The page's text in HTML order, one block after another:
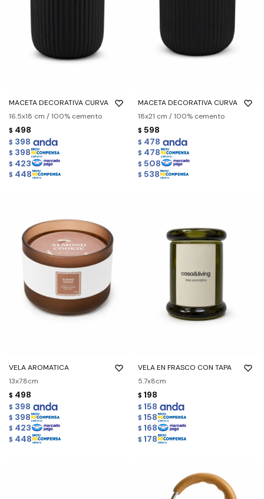
MACETA DECORATIVA CURVA
16.5x18 cm / 100% cemento
$ 498
$ 398
$ 398
$ 423
$ 448
MACETA DECORATIVA CURVA
18x21 cm / 100% cemento
$ 598
$ 478
$ 478
$ 508
$ 538
VELA AROMATICA
13x7.8cm
$ 498
$ 398
$ 398
$ 423
$ 448
VELA EN FRASCO CON TAPA
5.7x8cm
$ 198
$ 158
$ 158
$ 168
$ 178